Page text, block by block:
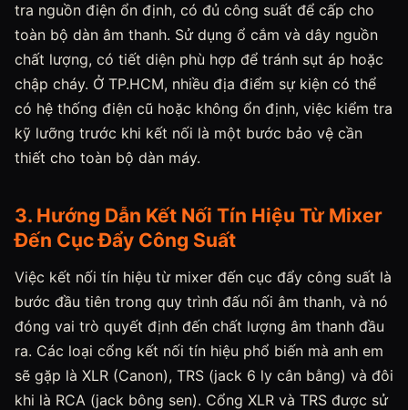
tra nguồn điện ổn định, có đủ công suất để cấp cho
toàn bộ dàn âm thanh. Sử dụng ổ cắm và dây nguồn
chất lượng, có tiết diện phù hợp để tránh sụt áp hoặc
chập cháy. Ở TP.HCM, nhiều địa điểm sự kiện có thể
có hệ thống điện cũ hoặc không ổn định, việc kiểm tra
kỹ lưỡng trước khi kết nối là một bước bảo vệ cần
thiết cho toàn bộ dàn máy.
3. Hướng Dẫn Kết Nối Tín Hiệu Từ Mixer
Đến Cục Đẩy Công Suất
Việc kết nối tín hiệu từ mixer đến cục đẩy công suất là
bước đầu tiên trong quy trình đấu nối âm thanh, và nó
đóng vai trò quyết định đến chất lượng âm thanh đầu
ra. Các loại cổng kết nối tín hiệu phổ biến mà anh em
sẽ gặp là XLR (Canon), TRS (jack 6 ly cân bằng) và đôi
khi là RCA (jack bông sen). Cổng XLR và TRS được sử